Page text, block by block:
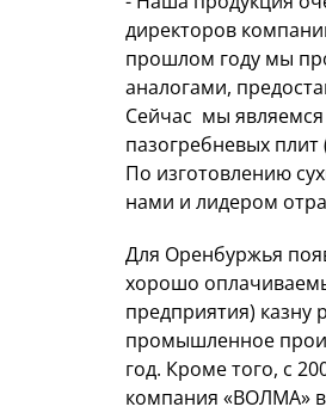
директоров
прошлом году мы
аналогами,
Сейчас мы
пазогребневых
По изготовлению
нами и лидером
Для Оренбуржья
хорошо
предприятия)
промышленное
год. Кроме того, с
компания «ВОЛМА» в